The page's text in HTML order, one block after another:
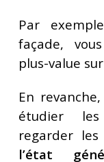
Par
façade,
plus-value
En
étudier les
regarder
l’état